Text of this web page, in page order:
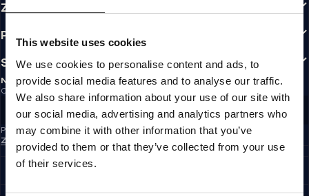
This website uses cookies
We use cookies to personalise content and ads, to
provide social media features and to analyse our traffic.
We also share information about your use of our site with
our social media, advertising and analytics partners who
may combine it with other information that you’ve
provided to them or that they’ve collected from your use
of their services.
ZÁKAZNÍCKA ZÓNA
PREDPISY
SLEDUJTE NÁS
NEWSLETTER
Chcete dostávať informácie o najnovších akciách a novinkách?
Email address
ZAREGISTROVAŤ SA
Prihlásením na odber newslettera potvrdzujete, že ste sa oboznámili so
Zásadami ochrany osobných údajov.
SLOVAKIA
©1997 - 2026 PITBULL VŠETKY PRÁVA VYHRADENÉ.
ÍSŤ HORE